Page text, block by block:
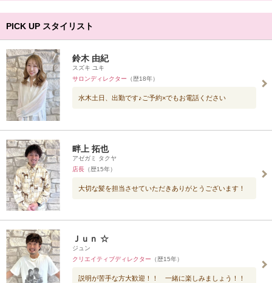
PICK UP スタイリスト
鈴木 由紀
スズキ ユキ
サロンディレクター （歴18年）
水木土日、出勤です♪ご予約×でもお電話ください
畔上 拓也
アゼガミ タクヤ
店長 （歴15年）
大切な髪を担当させていただきありがとうございます！
Ｊｕｎ ☆
ジュン
クリエイティブディレクター （歴15年）
説明が苦手な方大歓迎！！ 一緒に楽しみましょう！！